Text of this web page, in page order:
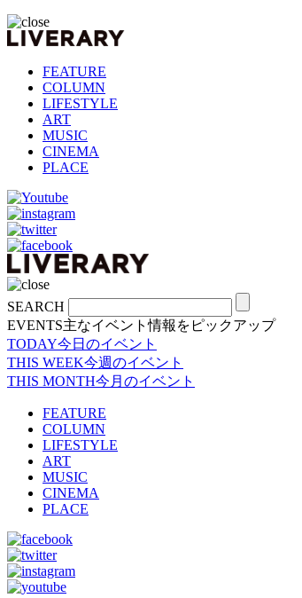
FEATURE
COLUMN
LIFESTYLE
ART
MUSIC
CINEMA
PLACE
SEARCH
EVENTS主なイベント情報をピックアップ
TODAY今日のイベント
THIS WEEK今週のイベント
THIS MONTH今月のイベント
FEATURE
COLUMN
LIFESTYLE
ART
MUSIC
CINEMA
PLACE